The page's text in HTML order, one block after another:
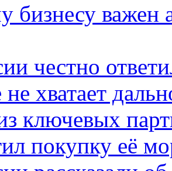
бизнесу важен
честно
не хватает
ключевых
покупку её